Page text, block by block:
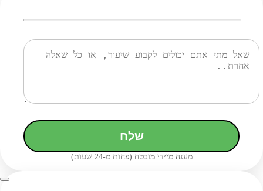
שלח
מענה מיידי מובטח (פחות מ-24 שעות)